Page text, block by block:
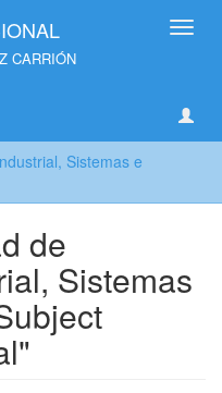
CARRIÓN
Sistemas e
de
Sistemas